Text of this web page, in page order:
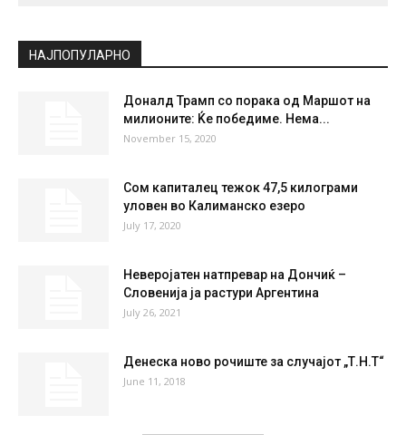
НАЈПОПУЛАРНО
Доналд Трамп со порака од Маршот на
милионите: Ќе победиме. Нема...
November 15, 2020
Сом капиталец тежок 47,5 килограми
уловен во Калиманско езеро
July 17, 2020
Неверојатен натпревар на Дончиќ –
Словенија ја растури Аргентина
July 26, 2021
Денеска ново рочиште за случајот „Т.Н.Т“
June 11, 2018